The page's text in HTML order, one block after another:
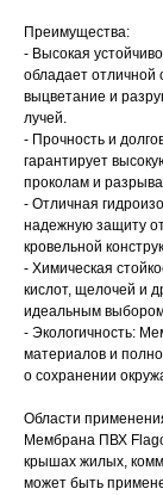
Преимущества:
- Высокая
обладает отличной
выцветание и
лучей.
- Прочность и
гарантирует
проколам и
- Отличная
надежную защиту
кровельной
- Химическая
кислот, щелочей и
идеальным
- Экологичность:
материалов и
о сохранении
Области
Мембрана ПВХ
крышах жилых,
может быть